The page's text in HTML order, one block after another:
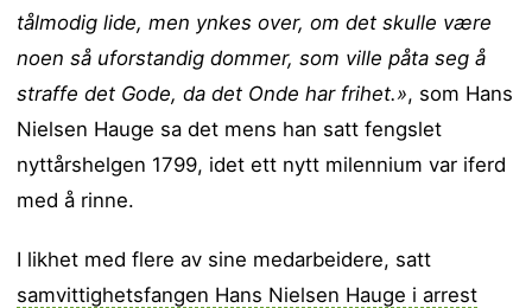
tålmodig lide, men ynkes over, om det skulle være
noen så uforstandig dommer, som ville påta seg å
straffe det Gode, da det Onde har frihet.», som Hans
Nielsen Hauge sa det mens han satt fengslet
nyttårshelgen 1799, idet ett nytt milennium var iferd
med å rinne.
I likhet med flere av sine medarbeidere, satt
samvittighetsfangen Hans Nielsen Hauge i arrest